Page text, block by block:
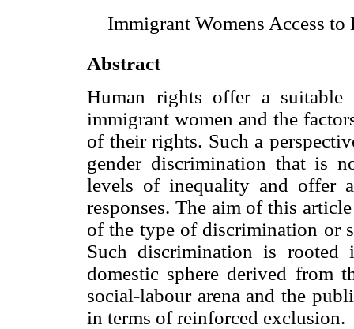
Immigrant Womens Access
Abstract
Human rights offer a
immigrant women and the
of their rights. Such a
gender discrimination that is
levels of inequality and offer
responses. The aim of this
of the type of discrimination or
Such discrimination is
domestic sphere derived from
social-labour arena and the
in terms of reinforced exclusion.